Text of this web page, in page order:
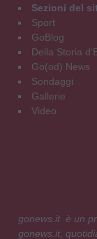
Sezioni del
Sport
GoBlog
Della Storia
Go(od) News
Sondaggi
Gallerie
Video
gonews.it è un
gonews.it,